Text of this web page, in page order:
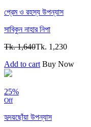
প্রেম ও রহস্য উপন্যাস
সাবিকুন নাহার নিপা
Tk. 1,640Tk. 1,230
Add to cart Buy Now
25%
Off
হৃদয়ছোঁয়া উপন্যাস